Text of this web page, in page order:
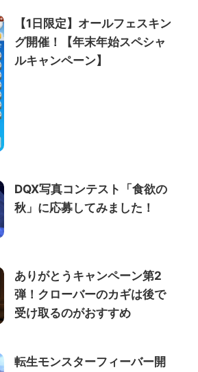
【1日限定】オールフェスキン
グ開催！【年末年始スペシャ
ルキャンペーン】
DQX写真コンテスト「食欲の
秋」に応募してみました！
ありがとうキャンペーン第2
弾！クローバーのカギは後で
受け取るのがおすすめ
転生モンスターフィーバー開